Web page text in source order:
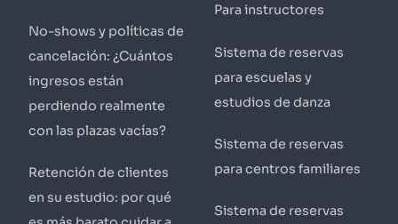
No-shows y políticas de
cancelación: ¿Cuántos
ingresos están
perdiendo realmente
con las plazas vacías?
Retención de clientes
en su estudio: por qué
Para instructores
Sistema de reservas
para escuelas y
estudios de danza
Sistema de reservas
para centros familiares
Sistema de reservas